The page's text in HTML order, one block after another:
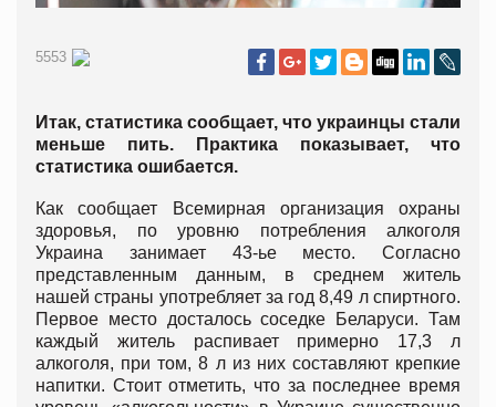
5553
Итак, статистика сообщает, что украинцы стали
меньше пить. Практика показывает, что
статистика ошибается.
Как сообщает Всемирная организация охраны
здоровья, по уровню потребления алкоголя
Украина занимает 43-ье место. Согласно
представленным данным, в среднем житель
нашей страны употребляет за год 8,49 л спиртного.
Первое место досталось соседке Беларуси. Там
каждый житель распивает примерно 17,3 л
алкоголя, при том, 8 л из них составляют крепкие
напитки. Стоит отметить, что за последнее время